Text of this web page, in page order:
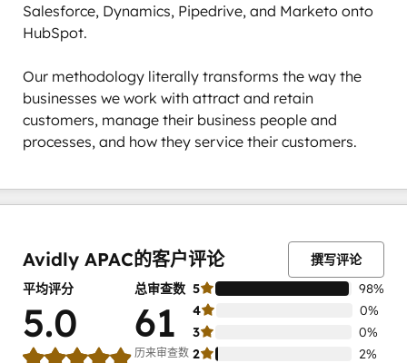
Salesforce, Dynamics, Pipedrive, and Marketo onto
HubSpot.
Our methodology literally transforms the way the
businesses we work with attract and retain
customers, manage their business people and
processes, and how they service their customers.
Avidly APAC的客户评论
撰写评论
平均评分
5.0
总审查数
61
历来审查数
5
成
98%
4
0%
3
0%
2
2%